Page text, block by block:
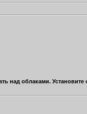
над облаками. Установите